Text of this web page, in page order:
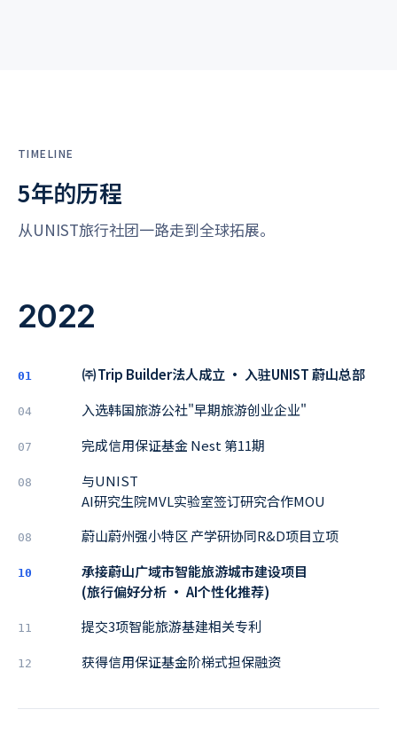
TIMELINE
5年的历程
从UNIST旅行社团一路走到全球拓展。
2022
01 ㈜Trip Builder法人成立 · 入驻UNIST 蔚山总部
04 入选韩国旅游公社"早期旅游创业企业"
07 完成信用保证基金 Nest 第11期
08
与UNIST
AI研究生院MVL实验室签订研究合作MOU
08 蔚山蔚州强小特区 产学研协同R&D项目立项
10
承接蔚山广域市智能旅游城市建设项目
(旅行偏好分析 · AI个性化推荐)
11 提交3项智能旅游基建相关专利
12 获得信用保证基金阶梯式担保融资